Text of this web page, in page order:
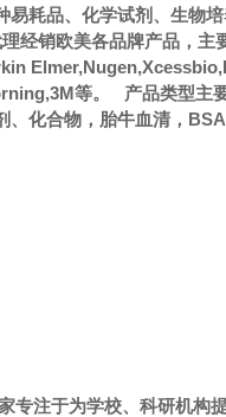
耗品、化学试剂、生物
经销欧美各品牌产品，主
等。 产品类型主
化合物，胎牛血清，
专注于为学校、科研机构